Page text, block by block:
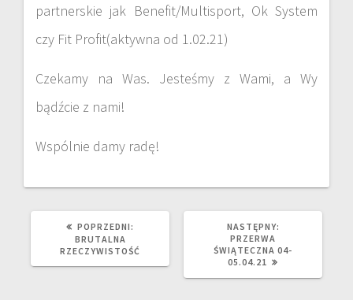
partnerskie jak Benefit/Multisport, Ok System
czy Fit Profit(aktywna od 1.02.21)
Czekamy na Was. Jesteśmy z Wami, a Wy
bądźcie z nami!
Wspólnie damy radę!
POPRZEDNI:
BRUTALNA
RZECZYWISTOŚĆ
NASTĘPNY:
PRZERWA
ŚWIĄTECZNA 04-
05.04.21